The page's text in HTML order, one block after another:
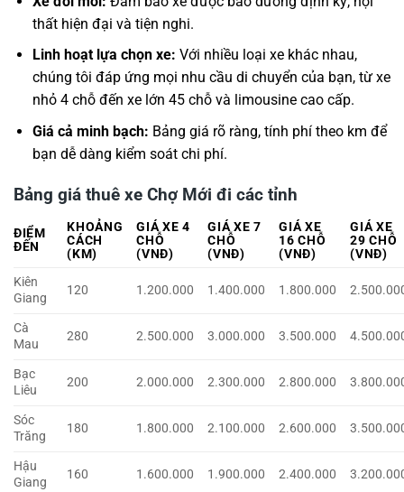
thất hiện đại và tiện nghi.
Linh hoạt lựa chọn xe: Với nhiều loại xe khác nhau,
chúng tôi đáp ứng mọi nhu cầu di chuyển của bạn, từ xe
nhỏ 4 chỗ đến xe lớn 45 chỗ và limousine cao cấp.
Giá cả minh bạch: Bảng giá rõ ràng, tính phí theo km để
bạn dễ dàng kiểm soát chi phí.
Bảng giá thuê xe Chợ Mới đi các tỉnh
ĐIỂM
ĐẾN
KHOẢNG
CÁCH
(KM)
GIÁ XE 4
CHỖ
(VNĐ)
GIÁ XE 7
CHỖ
(VNĐ)
GIÁ XE
16 CHỖ
(VNĐ)
GIÁ XE
29 CHỖ
(VNĐ)
Kiên
Giang
120 1.200.000 1.400.000 1.800.000
Cà
Mau
280 2.500.000 3.000.000 3.500.000
Bạc
Liêu
200 2.000.000 2.300.000 2.800.000
Sóc
Trăng
180 1.800.000 2.100.000 2.600.000
Hậu
Giang
160 1.600.000 1.900.000 2.400.000